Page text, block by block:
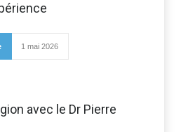
1 mai 2026
avec le Dr Pierre